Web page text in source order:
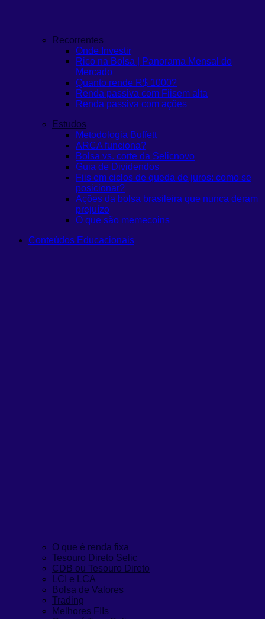
Recorrentes
Onde Investir
Rico na Bolsa | Panorama Mensal do
Mercado
Quanto rende R$ 1000?
Renda passiva com Fiisem alta
Renda passiva com ações
Estudos
Metodologia Buffett
ARCA funciona?
Bolsa vs. corte da Selicnovo
Guia de Dividendos
Fiis em ciclos de queda de juros: como se
posicionar?
Ações da bolsa brasileira que nunca deram
prejuízo
O que são memecoins
Conteúdos Educacionais
O que é renda fixa
Tesouro Direto Selic
CDB ou Tesouro Direto
LCI e LCA
Bolsa de Valores
Trading
Melhores FIIs